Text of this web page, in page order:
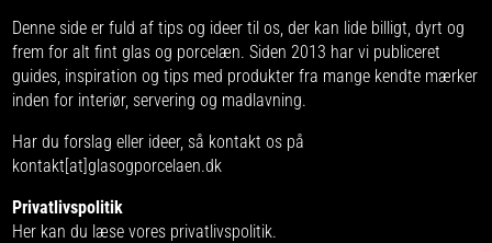
Denne side er fuld af tips og ideer til os, der kan lide billigt, dyrt og
frem for alt fint glas og porcelæn. Siden 2013 har vi publiceret
guides, inspiration og tips med produkter fra mange kendte mærker
inden for interiør, servering og madlavning.
Har du forslag eller ideer, så kontakt os på
kontakt[at]glasogporcelaen.dk
Privatlivspolitik
Her kan du læse vores privatlivspolitik.